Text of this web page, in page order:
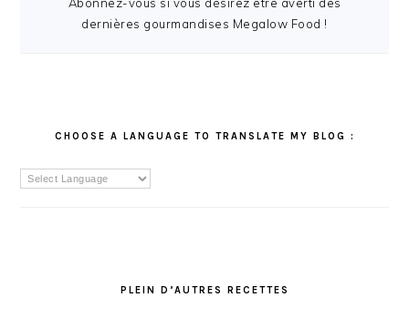
dernières gourmandises Megalow Food !
CHOOSE A LANGUAGE TO TRANSLATE MY BLOG :
PLEIN D’AUTRES RECETTES